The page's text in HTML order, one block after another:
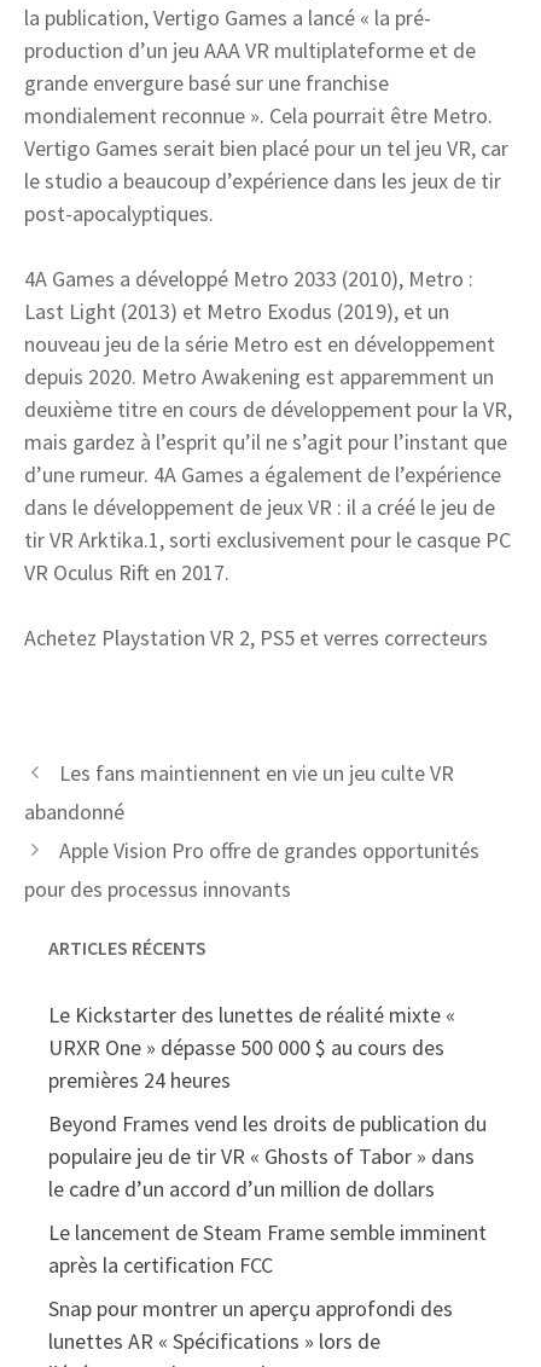
la publication, Vertigo Games a lancé « la pré-
production d’un jeu AAA VR multiplateforme et de
grande envergure basé sur une franchise
mondialement reconnue ». Cela pourrait être Metro.
Vertigo Games serait bien placé pour un tel jeu VR, car
le studio a beaucoup d’expérience dans les jeux de tir
post-apocalyptiques.
4A Games a développé Metro 2033 (2010), Metro :
Last Light (2013) et Metro Exodus (2019), et un
nouveau jeu de la série Metro est en développement
depuis 2020. Metro Awakening est apparemment un
deuxième titre en cours de développement pour la VR,
mais gardez à l’esprit qu’il ne s’agit pour l’instant que
d’une rumeur. 4A Games a également de l’expérience
dans le développement de jeux VR : il a créé le jeu de
tir VR Arktika.1, sorti exclusivement pour le casque PC
VR Oculus Rift en 2017.
Achetez Playstation VR 2, PS5 et verres correcteurs
Les fans maintiennent en vie un jeu culte VR
abandonné
Apple Vision Pro offre de grandes opportunités
pour des processus innovants
ARTICLES RÉCENTS
Le Kickstarter des lunettes de réalité mixte «
URXR One » dépasse 500 000 $ au cours des
premières 24 heures
Beyond Frames vend les droits de publication du
populaire jeu de tir VR « Ghosts of Tabor » dans
le cadre d’un accord d’un million de dollars
Le lancement de Steam Frame semble imminent
après la certification FCC
Snap pour montrer un aperçu approfondi des
lunettes AR « Spécifications » lors de